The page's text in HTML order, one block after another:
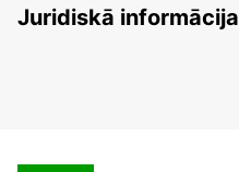
Juridiskā informācija